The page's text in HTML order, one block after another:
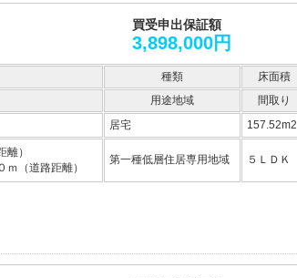
買受申出保証額
3,898,000円
種類
床面積
用途地域
間取り
居宅 157.52m2
）
（道路距離）
第一種低層住居専用地域 ５ＬＤＫ